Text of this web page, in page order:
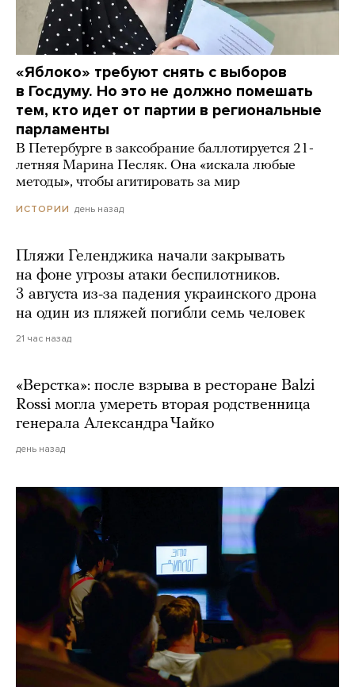
«Яблоко» требуют снять с выборов
в Госдуму. Но это не должно помешать
тем, кто идет от партии в региональные
парламенты
В Петербурге в заксобрание баллотируется 21-
летняя Марина Песляк. Она «искала любые
методы», чтобы агитировать за мир
ИСТОРИИ день назад
Пляжи Геленджика начали закрывать
на фоне угрозы атаки беспилотников.
3 августа из-за падения украинского дрона
на один из пляжей погибли семь человек
21 час назад
«Верстка»: после взрыва в ресторане Balzi
Rossi могла умереть вторая родственница
генерала Александра Чайко
день назад